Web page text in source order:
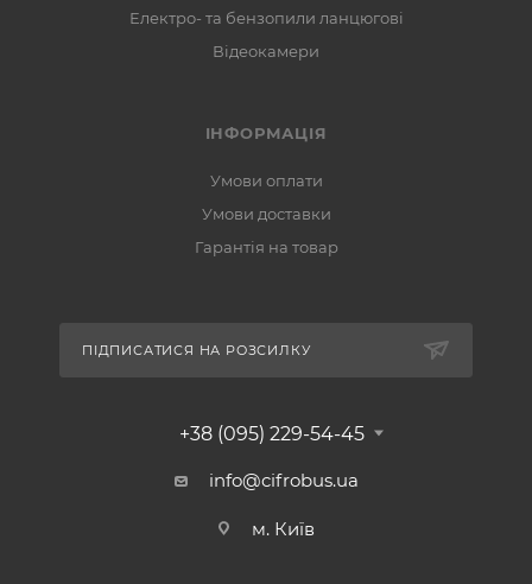
Електро- та бензопили ланцюгові
Відеокамери
ІНФОРМАЦІЯ
Умови оплати
Умови доставки
Гарантія на товар
ПІДПИСАТИСЯ НА РОЗСИЛКУ
+38 (095) 229-54-45
info@cifrobus.ua
м. Київ